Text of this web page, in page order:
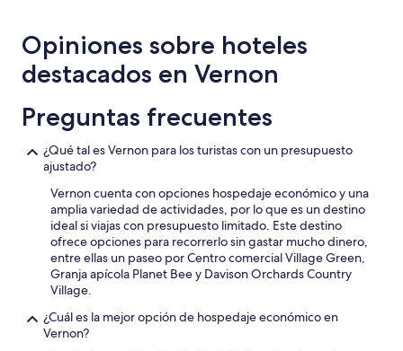
horas,
con
base
una
estancia
noche
adultos.
precios
disponibilidad
están
sujetos
Opiniones sobre hoteles
destacados en Vernon
Preguntas frecuentes
¿Qué tal es Vernon para los turistas con un presupuesto
ajustado?
Vernon cuenta con opciones hospedaje económico y una
amplia variedad de actividades, por lo que es un destino
ideal si viajas con presupuesto limitado. Este destino
ofrece opciones para recorrerlo sin gastar mucho dinero,
entre ellas un paseo por Centro comercial Village Green,
Granja apícola Planet Bee y Davison Orchards Country
Village.
¿Cuál es la mejor opción de hospedaje económico en
Vernon?